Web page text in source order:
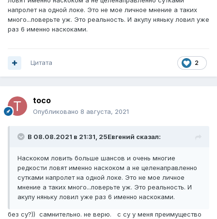
напролет на одной локе. Это не мое личное мнение а таких
много...поверьте уж. Это реальность. И акулу няньку ловил уже
раз 6 именно наскоками.
2
Цитата
toco
Опубликовано 8 августа, 2021
В 08.08.2021 в 21:31, 25Евгений сказал:
Наскоком ловить больше шансов и очень многие
редкости ловят именно наскоком а не целенаправленно
сутками напролет на одной локе. Это не мое личное
мнение а таких много...поверьте уж. Это реальность. И
акулу няньку ловил уже раз 6 именно наскоками.
без су?)) самнительно. не верю. с су у меня преимущество